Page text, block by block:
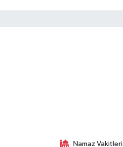
Namaz Vakitleri